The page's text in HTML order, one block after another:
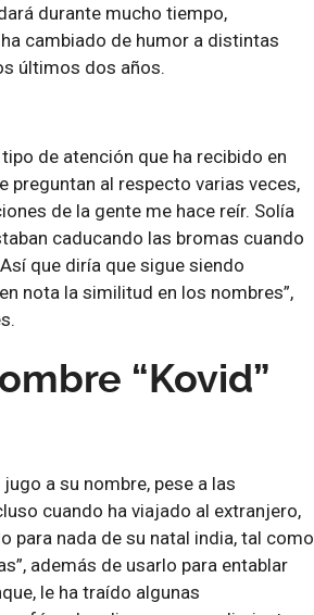
durante mucho tiempo,
cambiado de humor a distintas
últimos dos años.
de atención que ha recibido en
preguntan al respecto varias veces,
de la gente me hace reír. Solía
caducando las bromas cuando
que diría que sigue siendo
nota la similitud en los nombres”,
“Kovid”
a su nombre, pese a las
cuando ha viajado al extranjero,
para nada de su natal india, tal como
además de usarlo para entablar
le ha traído algunas